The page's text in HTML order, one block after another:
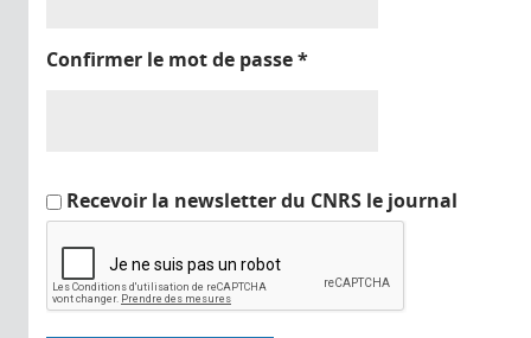
Confirmer le mot de passe*
Recevoir la newsletter du CNRS le journal